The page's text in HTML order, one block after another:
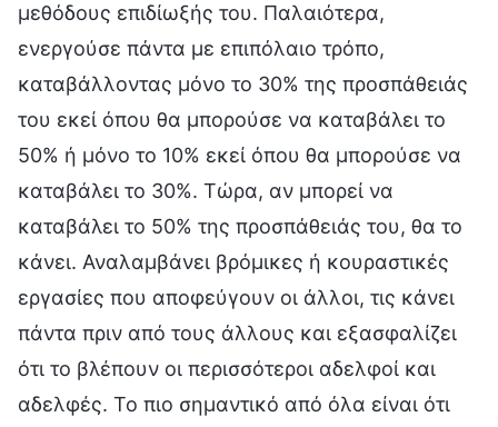
μεθόδους επιδίωξής του. Παλαιότερα,
ενεργούσε πάντα με επιπόλαιο τρόπο,
καταβάλλοντας μόνο το 30% της προσπάθειάς
του εκεί όπου θα μπορούσε να καταβάλει το
50% ή μόνο το 10% εκεί όπου θα μπορούσε να
καταβάλει το 30%. Τώρα, αν μπορεί να
καταβάλει το 50% της προσπάθειάς του, θα το
κάνει. Αναλαμβάνει βρόμικες ή κουραστικές
εργασίες που αποφεύγουν οι άλλοι, τις κάνει
πάντα πριν από τους άλλους και εξασφαλίζει
ότι το βλέπουν οι περισσότεροι αδελφοί και
αδελφές. Το πιο σημαντικό από όλα είναι ότι